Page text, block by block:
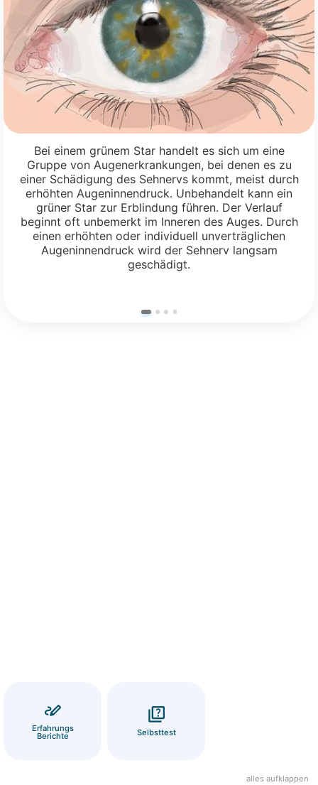
Bei einem grünem Star handelt es sich um eine
Gruppe von Augenerkrankungen, bei denen es zu
einer Schädigung des Sehnervs kommt, meist durch
erhöhten Augeninnendruck. Unbehandelt kann ein
grüner Star zur Erblindung führen. Der Verlauf
beginnt oft unbemerkt im Inneren des Auges. Durch
einen erhöhten oder individuell unverträglichen
Augeninnendruck wird der Sehnerv langsam
geschädigt.
Erfahrungs
Berichte Selbsttest
alles aufklappen